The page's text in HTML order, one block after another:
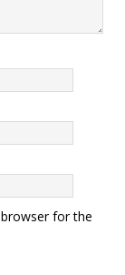
for the